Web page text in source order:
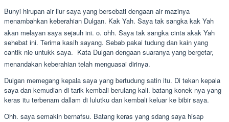
Bunyi hirupan air liur saya yang bersebati dengaan air mazinya
menambahkan keberahian Dulgan. Kak Yah. Saya tak sangka kak Yah
akan melayan saya sejauh ini. o. ohh. Saya tak sangka cinta akak Yah
sehebat ini. Terima kasih sayang. Sebab pakai tudung dan kain yang
cantik nie untukk saya.  Kata Dulgan dengaan suaranya yang bergetar,
menandakan keberahian telah menguasai dirinya.
Dulgan memegang kepala saya yang bertudung satin itu. Di tekan kepala
saya dan kemudian di tarik kembali berulang kali. batang konek nya yang
keras itu terbenam dallam di lulutku dan kembali keluar ke bibir saya.
Ohh. saya semakin bernafsu. Batang keras yang sdang saya hisap